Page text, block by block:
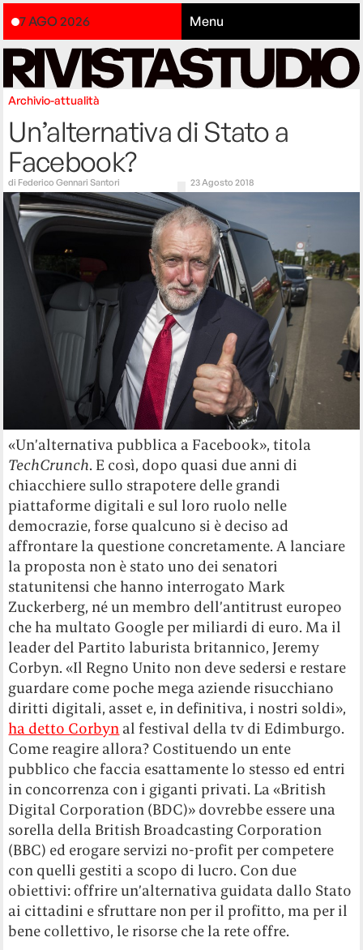
7 AGO 2026 Menu
Archivio-attualità
Un’alternativa di Stato a
Facebook?
di Federico Gennari Santori 23 Agosto 2018
«Un’alternativa pubblica a Facebook», titola
TechCrunch. E così, dopo quasi due anni di
chiacchiere sullo strapotere delle grandi
piattaforme digitali e sul loro ruolo nelle
democrazie, forse qualcuno si è deciso ad
affrontare la questione concretamente. A lanciare
la proposta non è stato uno dei senatori
statunitensi che hanno interrogato Mark
Zuckerberg, né un membro dell’antitrust europeo
che ha multato Google per miliardi di euro. Ma il
leader del Partito laburista britannico, Jeremy
Corbyn. «Il Regno Unito non deve sedersi e restare
guardare come poche mega aziende risucchiano
diritti digitali, asset e, in definitiva, i nostri soldi»,
ha detto Corbyn al festival della tv di Edimburgo.
Come reagire allora? Costituendo un ente
pubblico che faccia esattamente lo stesso ed entri
in concorrenza con i giganti privati. La «British
Digital Corporation (BDC)» dovrebbe essere una
sorella della British Broadcasting Corporation
(BBC) ed erogare servizi no-profit per competere
con quelli gestiti a scopo di lucro. Con due
obiettivi: offrire un’alternativa guidata dallo Stato
ai cittadini e sfruttare non per il profitto, ma per il
bene collettivo, le risorse che la rete offre.